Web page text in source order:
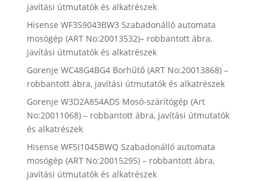
javítási útmutatók és alkatrészek
Hisense WF3S9043BW3 Szabadonálló automata
mosógép (ART No:20013532)– robbantott ábra,
javítási útmutatók és alkatrészek
Gorenje WC48G4BG4 Borhűtő (ART No:20013868) –
robbantott ábra, javítási útmutatók és alkatrészek
Gorenje W3D2A854ADS Mosó-szárítógép (Art
No:20011068) – robbantott ábra, javítási útmutatók
és alkatrészek
Hisense WF5I1045BWQ Szabadonálló automata
mosógép (ART No:20015295) – robbantott ábra,
javítási útmutatók és alkatrészek